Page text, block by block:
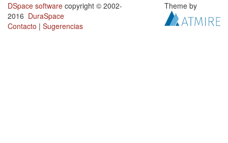
DSpace software copyright © 2002-
2016 DuraSpace
Contacto | Sugerencias
Theme by